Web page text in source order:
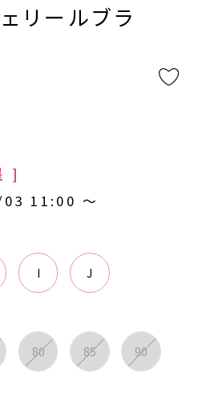
リールブラ
]
11:00 〜
80 85 90
I J